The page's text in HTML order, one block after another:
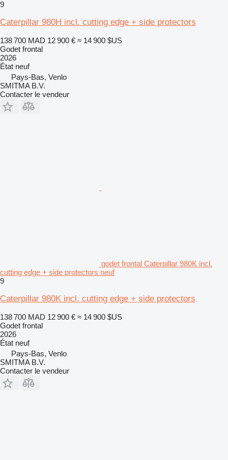
9
Caterpillar 980H incl. cutting edge + side protectors
138 700 MAD 12 900 € ≈ 14 900 $US
Godet frontal
2026
État neuf
Pays-Bas, Venlo
SMITMA B.V.
Contacter le vendeur
godet frontal Caterpillar 980K incl.
cutting edge + side protectors neuf
9
Caterpillar 980K incl. cutting edge + side protectors
138 700 MAD 12 900 € ≈ 14 900 $US
Godet frontal
2026
État neuf
Pays-Bas, Venlo
SMITMA B.V.
Contacter le vendeur